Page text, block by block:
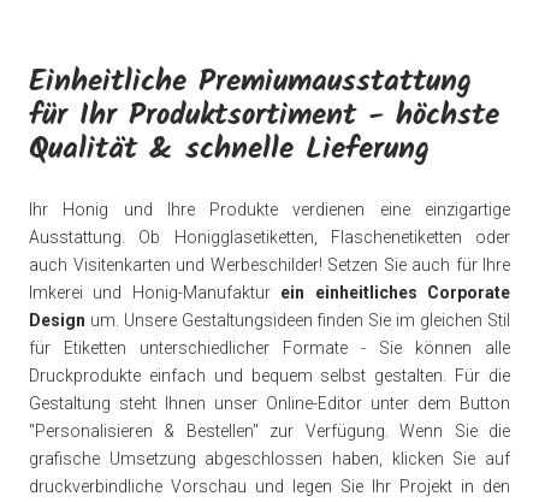
Einheitliche Premiumausstattung
für Ihr Produktsortiment - höchste
Qualität & schnelle Lieferung
Ihr Honig und Ihre Produkte verdienen eine einzigartige
Ausstattung. Ob Honigglasetiketten, Flaschenetiketten oder
auch Visitenkarten und Werbeschilder! Setzen Sie auch für Ihre
Imkerei und Honig-Manufaktur ein einheitliches Corporate
Design um. Unsere Gestaltungsideen finden Sie im gleichen Stil
für Etiketten unterschiedlicher Formate - Sie können alle
Druckprodukte einfach und bequem selbst gestalten. Für die
Gestaltung steht Ihnen unser Online-Editor unter dem Button
"Personalisieren & Bestellen" zur Verfügung. Wenn Sie die
grafische Umsetzung abgeschlossen haben, klicken Sie auf
druckverbindliche Vorschau und legen Sie Ihr Projekt in den